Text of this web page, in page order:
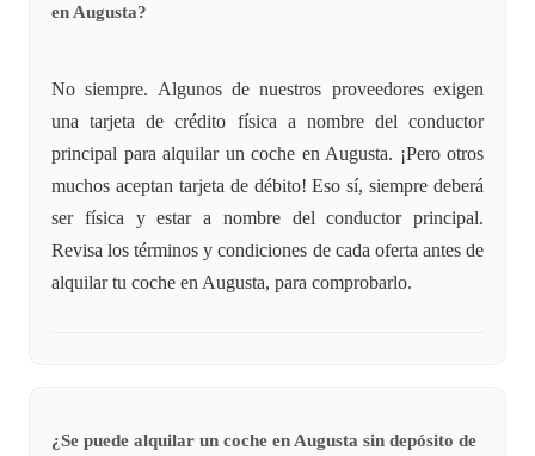
en Augusta?
No siempre. Algunos de nuestros proveedores exigen
una tarjeta de crédito física a nombre del conductor
principal para alquilar un coche en Augusta. ¡Pero otros
muchos aceptan tarjeta de débito! Eso sí, siempre deberá
ser física y estar a nombre del conductor principal.
Revisa los términos y condiciones de cada oferta antes de
alquilar tu coche en Augusta, para comprobarlo.
¿Se puede alquilar un coche en Augusta sin depósito de